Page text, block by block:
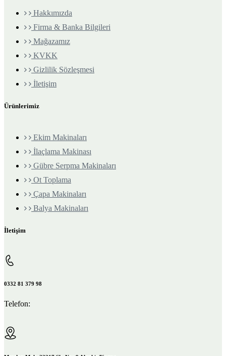
Hakkımızda
Firma & Banka Bilgileri
Mağazamız
KVKK
Gizlilik Sözleşmesi
İletişim
Ürünlerimiz
Ekim Makinaları
İlaçlama Makinası
Gübre Serpma Makinaları
Ot Toplama
Çapa Makinaları
Balya Makinaları
İletişim
0332 81 379 98
Telefon: